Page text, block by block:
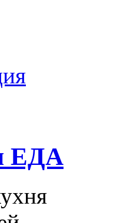
ЕДА